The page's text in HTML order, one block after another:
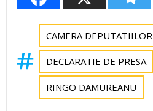
CAMERA DEPUTATIILOR
DECLARATIE DE PRESA
RINGO DAMUREANU